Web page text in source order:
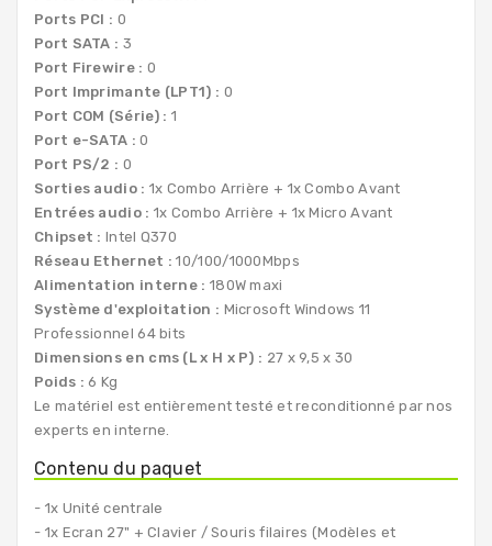
Ports PCI : 0
Port SATA : 3
Port Firewire : 0
Port Imprimante (LPT1) : 0
Port COM (Série) : 1
Port e-SATA : 0
Port PS/2 : 0
Sorties audio : 1x Combo Arrière + 1x Combo Avant
Entrées audio : 1x Combo Arrière + 1x Micro Avant
Chipset : Intel Q370
Réseau Ethernet :10/100/1000Mbps
Alimentation interne : 180W maxi
Système d'exploitation : Microsoft Windows 11
Professionnel 64 bits
Dimensions en cms (L x H x P) : 27 x 9,5 x 30
Poids : 6 Kg
Le matériel est entièrement testé et reconditionné par nos
experts en interne.
Contenu du paquet
- 1x Unité centrale
- 1x Ecran 27" + Clavier / Souris filaires (Modèles et